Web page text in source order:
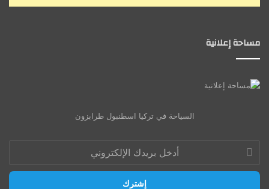
مساحة إعلانية
السياحة في تركيا اسطنبول طرابزون
بريدك
الإلكتروني